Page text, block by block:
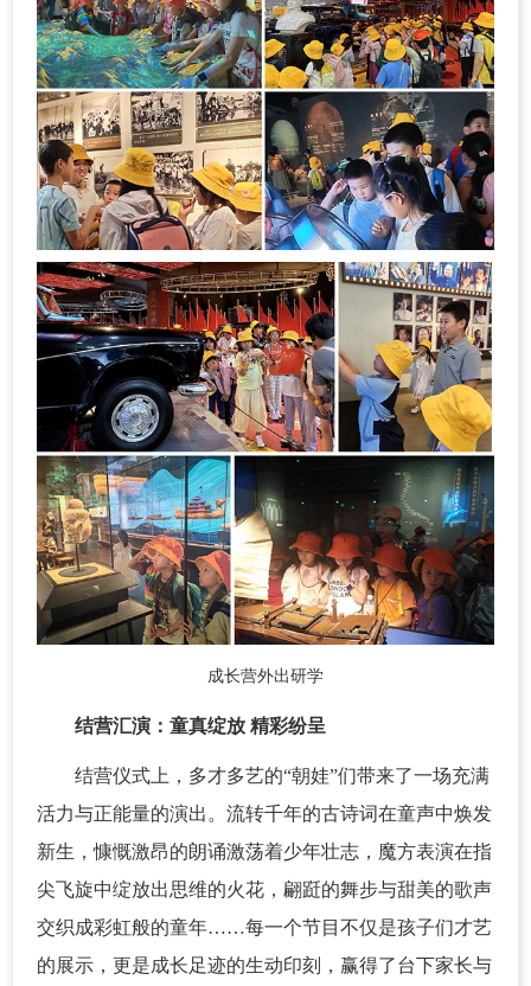
成长营外出研学
结营汇演：童真绽放 精彩纷呈
结营仪式上，多才多艺的“朝娃”们带来了一场充满
活力与正能量的演出。流转千年的古诗词在童声中焕发
新生，慷慨激昂的朗诵激荡着少年壮志，魔方表演在指
尖飞旋中绽放出思维的火花，翩跹的舞步与甜美的歌声
交织成彩虹般的童年……每一个节目不仅是孩子们才艺
的展示，更是成长足迹的生动印刻，赢得了台下家长与